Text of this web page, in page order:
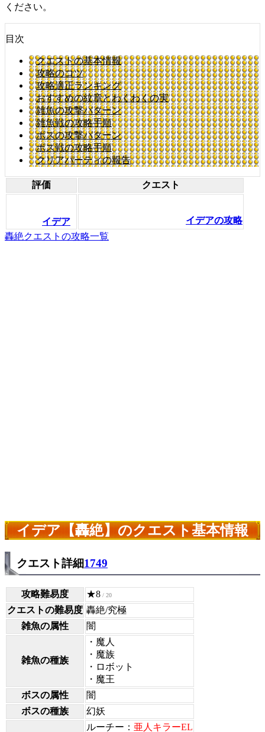
ください。
目次
クエストの基本情報
攻略のコツ
攻略適正ランキング
おすすめの紋章とわくわくの実
雑魚の攻撃パターン
雑魚戦の攻略手順
ボスの攻撃パターン
ボス戦の攻略手順
クリアパーティの報告
評価 クエスト
イデア
イデアの攻略
轟絶クエストの攻略一覧
イデア【轟絶】のクエスト基本情報
クエスト詳細1749
攻略難易度 ★8 / 20
クエストの難易度 轟絶/究極
雑魚の属性
闇
雑魚の種族
・魔人
・魔族
・ロボット
・魔王
ボスの属性
闇
ボスの種族
幻妖
ルーチー： 亜人キラーEL